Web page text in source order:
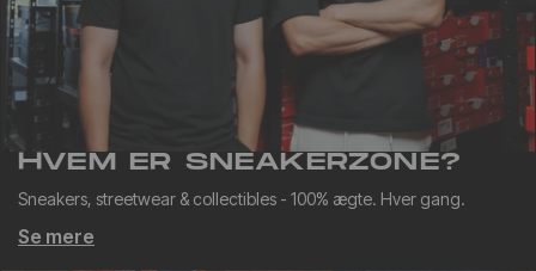
HVEM ER SNEAKERZONE?
Sneakers, streetwear & collectibles - 100% ægte. Hver gang.
Se mere